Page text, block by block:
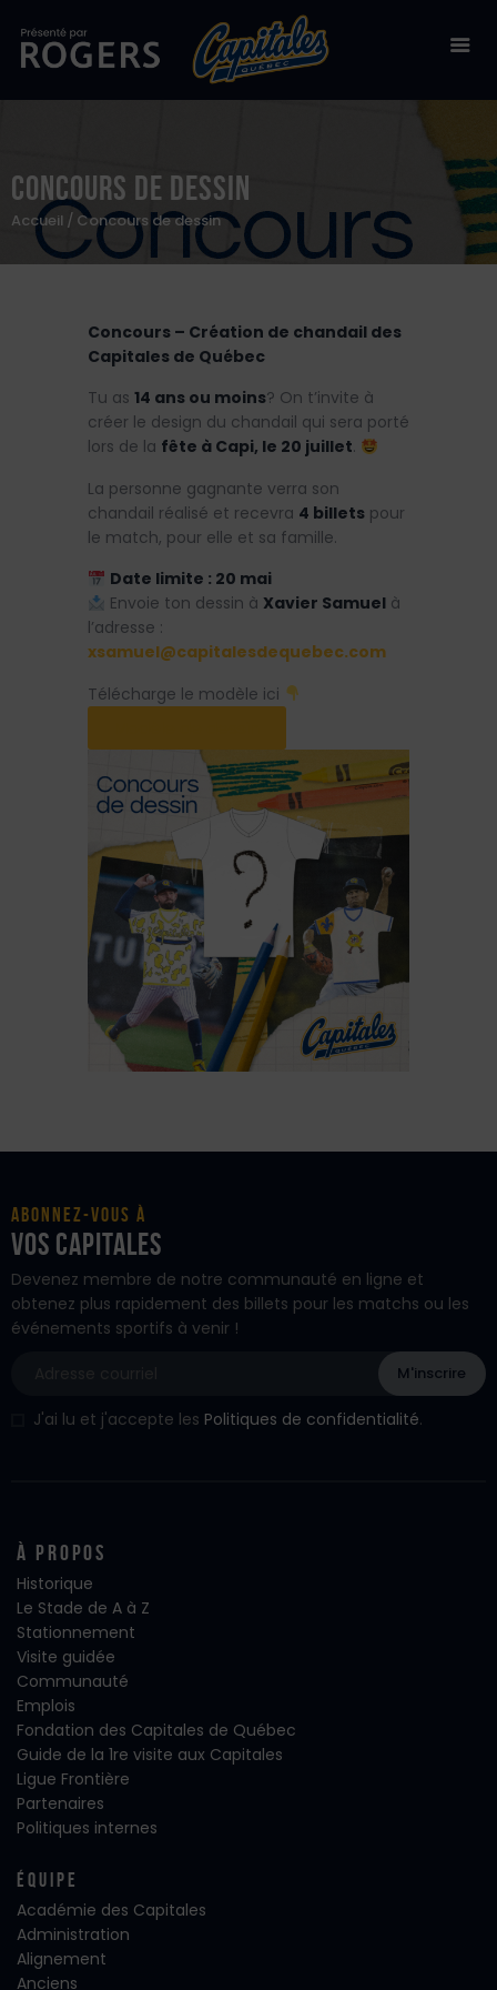
Concours de dessin
Accueil Concours de dessin
Billetterie
Stade Canac
Équipe
50/50
Boutique en ligne
Zone des fans
Concours – Création de chandail des
Capitales de Québec
Tu as 14 ans ou moins? On t’invite à
créer le design du chandail qui sera porté
lors de la fête à Capi, le 20 juillet.
La personne gagnante verra son
chandail réalisé et recevra 4 billets pour
le match, pour elle et sa famille.
Date limite : 20 mai
Envoie ton dessin à Xavier Samuelà
l’adresse :
xsamuel@capitalesdequebec.com
Télécharge le modèle ici
Abonnez-vous à
vos Capitales
Devenez membre de notre communauté en ligne et
obtenez plus rapidement des billets pour les matchs ou les
événements sportifs à venir !
J'ai lu et j'accepte les Politiques de confidentialité.
À propos
Historique
Le Stade de A à Z
Stationnement
Visite guidée
Communauté
Emplois
Fondation des Capitales de Québec
Guide de la 1re visite aux Capitales
Ligue Frontière
Partenaires
Politiques internes
Équipe
Académie des Capitales
Administration
Alignement
Anciens